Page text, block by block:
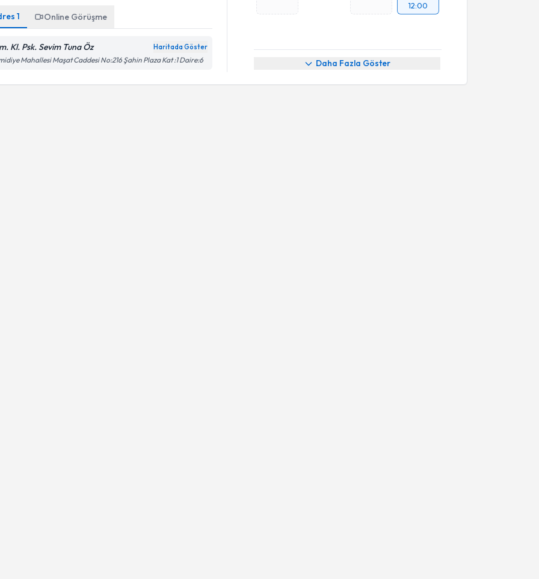
1 Online Görüşme
Kl. Psk. Sevim Tuna Öz Haritada Göster
Mahallesi Maşat Caddesi No:216 Şahin Plaza Kat :1 Daire:6
12:00
Daha Fazla Göster